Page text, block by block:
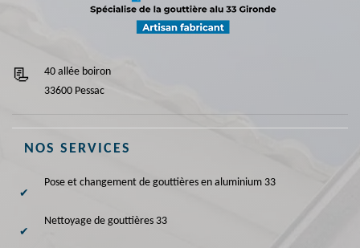
40 allée boiron
33600 Pessac
NOS SERVICES
Pose et changement de gouttières en aluminium 33
Nettoyage de gouttières 33